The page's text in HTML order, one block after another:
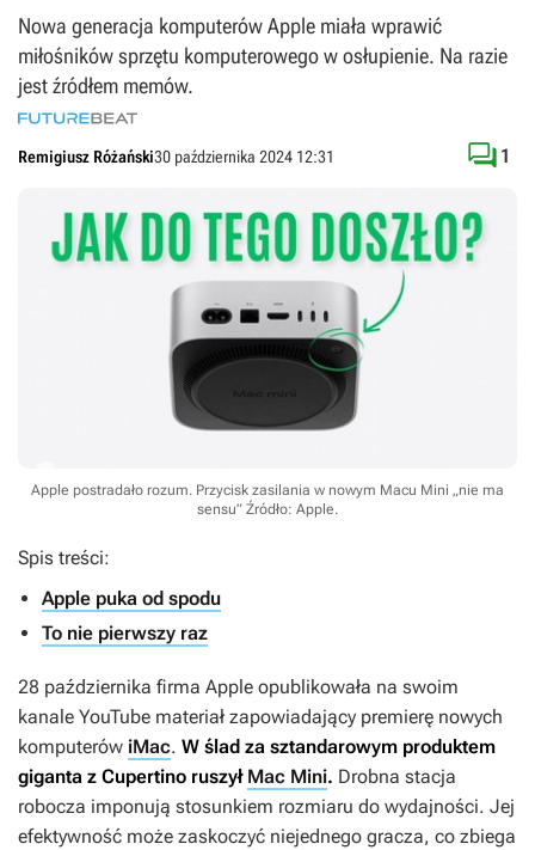
Nowa generacja komputerów Apple miała wprawić
miłośników sprzętu komputerowego w osłupienie. Na razie
jest źródłem memów.
Remigiusz Różański30 października 2024 12:31  1
Apple postradało rozum. Przycisk zasilania w nowym Macu Mini „nie ma
sensu” Źródło: Apple.
Spis treści:
Apple puka od spodu
To nie pierwszy raz
28 października firma Apple opublikowała na swoim
kanale YouTube materiał zapowiadający premierę nowych
komputerów iMac. W ślad za sztandarowym produktem
giganta z Cupertino ruszył Mac Mini. Drobna stacja
robocza imponują stosunkiem rozmiaru do wydajności. Jej
efektywność może zaskoczyć niejednego gracza, co zbiega